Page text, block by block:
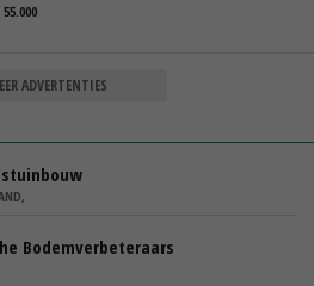
55.000
ADVERTENTIES
Bodemverbeteraars